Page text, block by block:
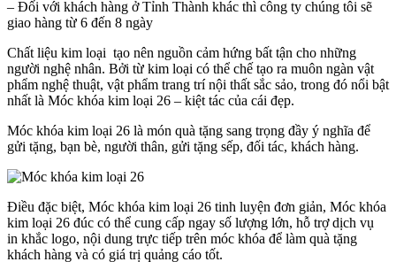
– Đối với khách hàng ở Tỉnh Thành khác thì công ty chúng tôi sẽ
giao hàng từ 6 đến 8 ngày
Chất liệu kim loại tạo nên nguồn cảm hứng bất tận cho những
người nghệ nhân. Bởi từ kim loại có thể chế tạo ra muôn ngàn vật
phẩm nghệ thuật, vật phẩm trang trí nội thất sắc sảo, trong đó nổi bật
nhất là Móc khóa kim loại 26 – kiệt tác của cái đẹp.
Móc khóa kim loại 26 là món quà tặng sang trọng đầy ý nghĩa để
gửi tặng, bạn bè, người thân, gửi tặng sếp, đối tác, khách hàng.
Điều đặc biệt, Móc khóa kim loại 26 tinh luyện đơn giản, Móc khóa
kim loại 26 đúc có thể cung cấp ngay số lượng lớn, hỗ trợ dịch vụ
in khắc logo, nội dung trực tiếp trên móc khóa để làm quà tặng
khách hàng và có giá trị quảng cáo tốt.